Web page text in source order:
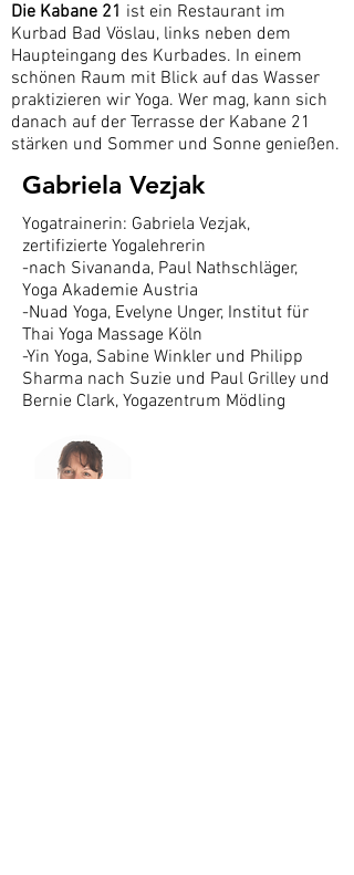
Die Kabane 21 ist ein Restaurant im
Kurbad Bad Vöslau, links neben dem
Haupteingang des Kurbades. In einem
schönen Raum mit Blick auf das Wasser
praktizieren wir Yoga. Wer mag, kann sich
danach auf der Terrasse der Kabane 21
stärken und Sommer und Sonne genießen.
Gabriela Vezjak
Yogatrainerin: Gabriela Vezjak,
zertifizierte Yogalehrerin
-nach Sivananda, Paul Nathschläger,
Yoga Akademie Austria
-Nuad Yoga, Evelyne Unger, Institut für
Thai Yoga Massage Köln
-Yin Yoga, Sabine Winkler und Philipp
Sharma nach Suzie und Paul Grilley und
Bernie Clark, Yogazentrum Mödling